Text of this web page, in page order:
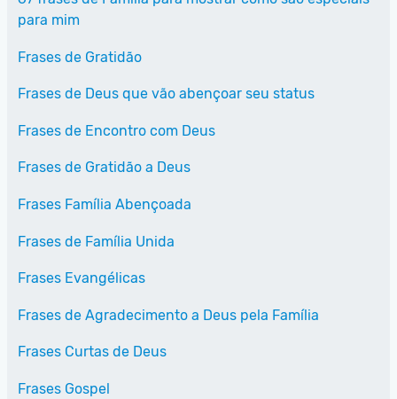
para mim
Frases de Gratidão
Frases de Deus que vão abençoar seu status
Frases de Encontro com Deus
Frases de Gratidão a Deus
Frases Família Abençoada
Frases de Família Unida
Frases Evangélicas
Frases de Agradecimento a Deus pela Família
Frases Curtas de Deus
Frases Gospel